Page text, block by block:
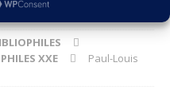
XXE
Paul-Louis